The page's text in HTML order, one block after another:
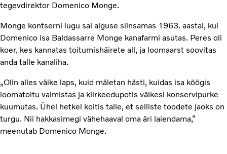
tegevdirektor Domenico Monge.
Monge kontserni lugu sai alguse siinsamas 1963. aastal, kui
Domenico isa Baldassarre Monge kanafarmi asutas. Peres oli
koer, kes kannatas toitumishäirete all, ja loomaarst soovitas
anda talle kanaliha.
„Olin alles väike laps, kuid mäletan hästi, kuidas isa köögis
loomatoitu valmistas ja kiirkeedupotis väikesi konservipurke
kuumutas. Ühel hetkel koitis talle, et selliste toodete jaoks on
turgu. Nii hakkasimegi vähehaaval oma äri laiendama,“
meenutab Domenico Monge.